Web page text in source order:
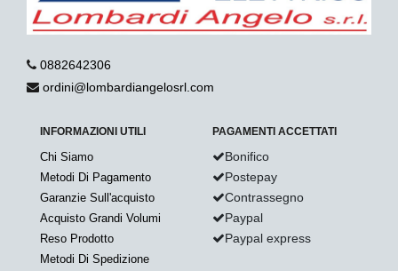
0882642306
ordini@lombardiangelosrl.com
INFORMAZIONI UTILI
Chi Siamo
Metodi Di Pagamento
Garanzie Sull'acquisto
Acquisto Grandi Volumi
Reso Prodotto
Metodi Di Spedizione
PAGAMENTI ACCETTATI
Bonifico
Postepay
Contrassegno
Paypal
Paypal express